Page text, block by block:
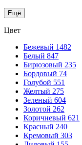
Ещё
Цвет
Бежевый 1482
Белый 847
Бирюзовый 235
Бордовый 74
Голубой 551
Желтый 275
Зеленый 604
Золотой 262
Коричневый 621
Красный 240
Кремовый 303